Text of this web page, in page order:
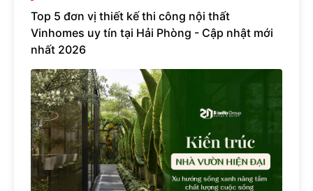
Top 5 đơn vị thiết kế thi công nội thất
Vinhomes uy tín tại Hải Phòng - Cập nhật mới
nhất 2026